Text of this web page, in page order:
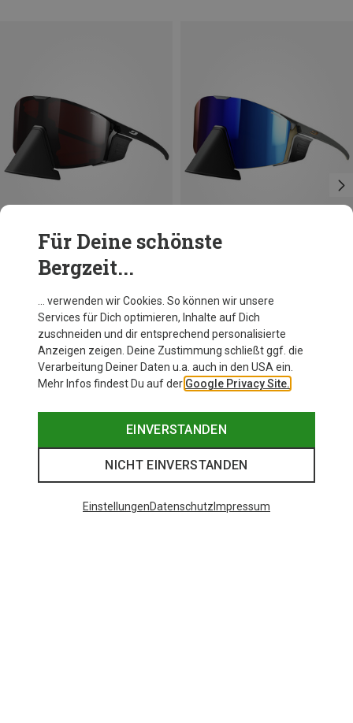
Du sparst 13%
Für Deine schönste
Bergzeit...
… verwenden wir Cookies. So können wir unsere
Services für Dich optimieren, Inhalte auf Dich
zuschneiden und dir entsprechend personalisierte
Anzeigen zeigen. Deine Zustimmung schließt ggf. die
Verarbeitung Deiner Daten u.a. auch in den USA ein.
Mehr Infos findest Du auf der Google Privacy Site.
EINVERSTANDEN
NICHT EINVERSTANDEN
EinstellungenDatenschutz Impressum